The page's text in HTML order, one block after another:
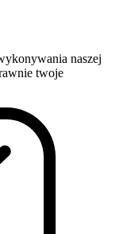
naszej
twoje